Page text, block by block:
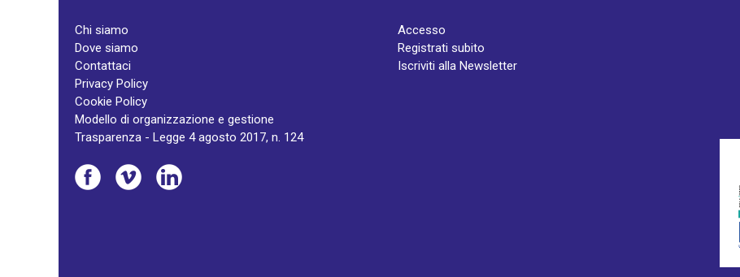
Chi siamo
Dove siamo
Contattaci
Privacy Policy
Cookie Policy
Modello di organizzazione e gestione
Trasparenza - Legge 4 agosto 2017, n. 124
Accesso
Registrati subito
Iscriviti alla Newsletter